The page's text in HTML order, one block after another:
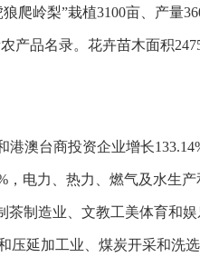
爬岭梨”栽植3100亩、产量
产品名录。花卉苗木面积
澳台商投资企业增长
电力、热力、燃气及水生
制造业、文教工美体育和
延加工业、煤炭开采和洗选